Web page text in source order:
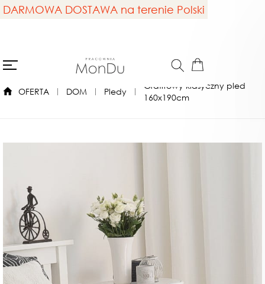
DARMOWA DOSTAWA na terenie Polski
OFERTA DOM Pledy
Grafitowy klasyczny pled
160x190cm